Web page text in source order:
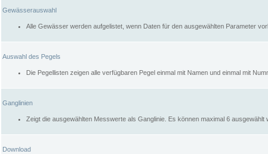
Gewässerauswahl
Alle Gewässer werden aufgelistet, wenn Daten für den ausgewählten Parameter
Auswahl des Pegels
Die Pegellisten zeigen alle verfügbaren Pegel einmal mit Namen und einmal mit
Ganglinien
Zeigt die ausgewählten Messwerte als Ganglinie. Es können maximal 6 ausgewählt
Download